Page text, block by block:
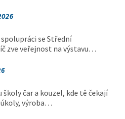
se Střední
zve veřejnost na výstavu…
čar a kouzel, kde tě čekají
výroba…